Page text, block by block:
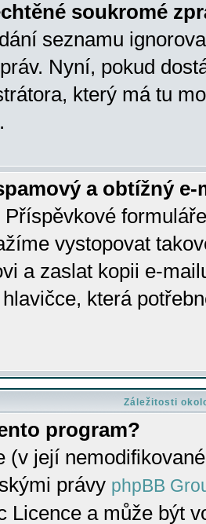
soukromé
seznamu
Nyní, pokud
který má tu
a obtížný
vystopovat
a zaslat kopii e-
která
Záležitosti
program?
(v její
právy phpBB
Licence a může být